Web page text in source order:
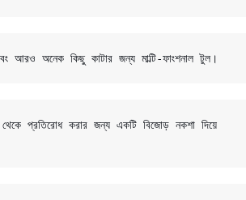
অনেক কিছু কাটার জন্য মাল্টি-ফাংশনাল টুল।
প্রতিরোধ করার জন্য একটি বিজোড় নকশা দিয়ে